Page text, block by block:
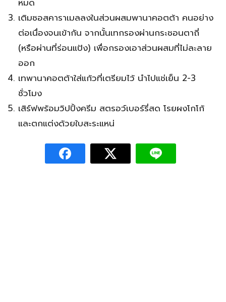
เติมซอสคาราเมลลงในส่วนผสมพานาคอตต้า คนอย่าง
ต่อเนื่องจนเข้ากัน จากนั้นเทกรองผ่านกระชอนตาถี่
(หรือผ่านที่ร่อนแป้ง) เพื่อกรองเอาส่วนผสมที่ไม่ละลาย
ออก
เทพานาคอตต้าใส่แก้วที่เตรียมไว้ นำไปแช่เย็น 2-3
ชั่วโมง
เสิร์ฟพร้อมวิปปิ้งครีม สตรอว์เบอร์รี่สด โรยผงโกโก้
และตกแต่งด้วยใบสะระแหน่